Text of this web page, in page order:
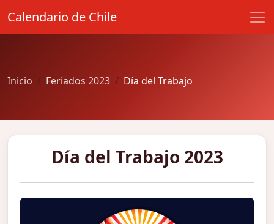
Calendario de Chile
Inicio Feriados 2023 Día del Trabajo
Día del Trabajo 2023